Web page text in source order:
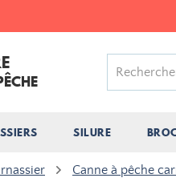
SILURE
Canne à pêche